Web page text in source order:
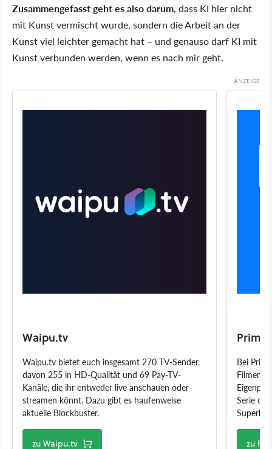
Zusammengefasst geht es also darum, dass KI hier nicht
mit Kunst vermischt wurde, sondern die Arbeit an der
Kunst viel leichter gemacht hat – und genauso darf KI mit
Kunst verbunden werden, wenn es nach mir geht.
Waipu.tv
Waipu.tv bietet euch insgesamt 270 TV-Sender,
davon 255 in HD-Qualität und 69 Pay-TV-
Kanäle, die ihr entweder live anschauen oder
streamen könnt. Dazu gibt es haufenweise
aktuelle Blockbuster.
zu Waipu.tv
Prime
Bei
Filmen
Serie
zu